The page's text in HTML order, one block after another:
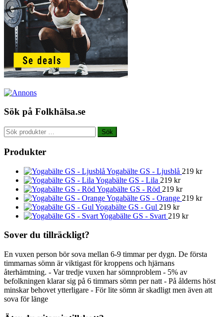
Sök på Folkhälsa.se
Sök
efter:
Sök
Produkter
Yogabälte GS - Ljusblå 219 kr
Yogabälte GS - Lila 219 kr
Yogabälte GS - Röd 219 kr
Yogabälte GS - Orange 219 kr
Yogabälte GS - Gul 219 kr
Yogabälte GS - Svart 219 kr
Sover du tillräckligt?
En vuxen person bör sova mellan 6-9 timmar per dygn. De första
timmarnas sömn är viktigast för kroppens och hjärnans
återhämtning. - Var tredje vuxen har sömnproblem - 5% av
befolkningen klarar sig på 6 timmars sömn per natt - På ålderns höst
minskar behovet ytterligare - För lite sömn är skadligt men även att
sova för länge